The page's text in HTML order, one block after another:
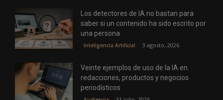
Los detectores de IA no bastan para
saber si un contenido ha sido escrito por
una persona
Inteligencia Artificial 3 agosto, 2026
Veinte ejemplos de uso de la IA en
redacciones, productos y negocios
periodísticos